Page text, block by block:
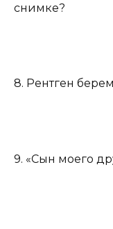
снимке?
8. Рентген
9. «Сын моего